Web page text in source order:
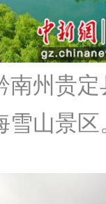
南州贵定
雪山景区